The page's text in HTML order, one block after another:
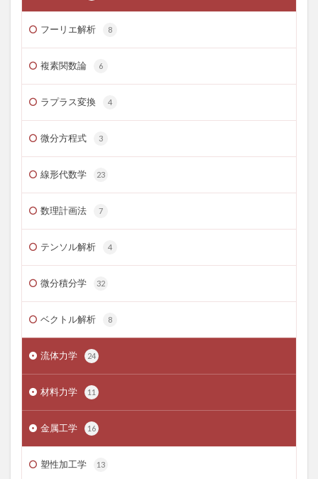
フーリエ解析 8
複素関数論 6
ラプラス変換 4
微分方程式 3
線形代数学 23
数理計画法 7
テンソル解析 4
微分積分学 32
ベクトル解析 8
流体力学 24
材料力学 11
金属工学 16
塑性加工学 13